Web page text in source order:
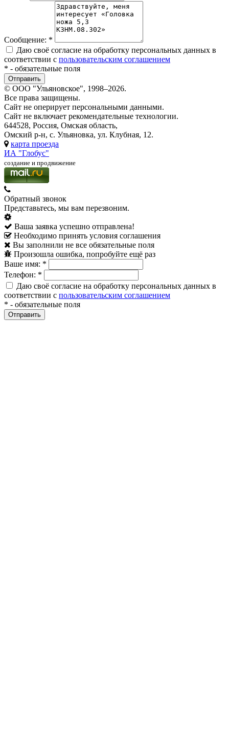
Сообщение: *
Даю своё согласие на обработку персональных данных в
соответствии с пользовательским соглашением
* - обязательные поля
© ООО "Ульяновское", 1998–2026.
Все права защищены.
Сайт не оперирует персональными данными.
Сайт не включает рекомендательные технологии.
644528, Россия, Омская область,
Омский р-н, с. Ульяновка, ул. Клубная, 12.
карта проезда
ИА "Глобус"
создание и продвижение
Обратный звонок
Представьтесь, мы вам перезвоним.
Ваша заявка успешно отправлена!
Необходимо принять условия соглашения
Вы заполнили не все обязательные поля
Произошла ошибка, попробуйте ещё раз
Ваше имя: *
Телефон: *
Даю своё согласие на обработку персональных данных в
соответствии с пользовательским соглашением
* - обязательные поля